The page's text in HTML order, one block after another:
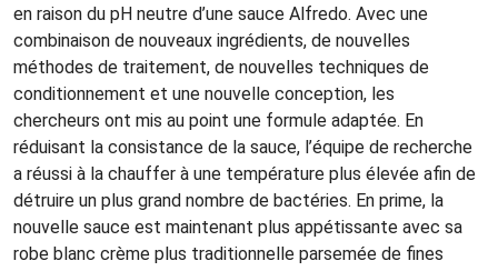
en raison du pH neutre d’une sauce Alfredo. Avec une
combinaison de nouveaux ingrédients, de nouvelles
méthodes de traitement, de nouvelles techniques de
conditionnement et une nouvelle conception, les
chercheurs ont mis au point une formule adaptée. En
réduisant la consistance de la sauce, l’équipe de recherche
a réussi à la chauffer à une température plus élevée afin de
détruire un plus grand nombre de bactéries. En prime, la
nouvelle sauce est maintenant plus appétissante avec sa
robe blanc crème plus traditionnelle parsemée de fines